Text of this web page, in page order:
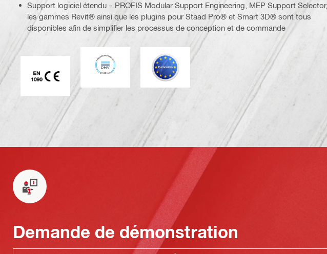
Support logiciel étendu – PROFIS Modular Support Engineering, MEP Support Selector,
les gammes Revit® ainsi que les plugins pour Staad Pro® et Smart 3D® sont tous
disponibles afin de simplifier les processus de conception et de commande
Marque CE EN 1090
DNV Eurocode
Demande de démonstration